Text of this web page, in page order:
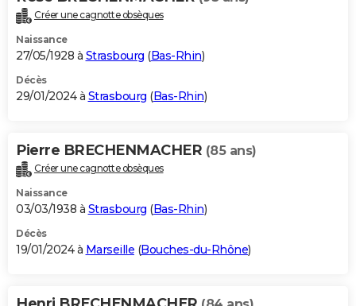
Créer une cagnotte obsèques
Naissance
27/05/1928 à Strasbourg (Bas-Rhin)
Décès
29/01/2024 à Strasbourg (Bas-Rhin)
Pierre BRECHENMACHER (85 ans)
Créer une cagnotte obsèques
Naissance
03/03/1938 à Strasbourg (Bas-Rhin)
Décès
19/01/2024 à Marseille (Bouches-du-Rhône)